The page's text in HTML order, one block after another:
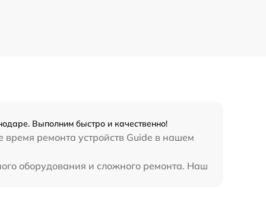
Выполним быстро и качественно!
время ремонта устройств Guide в нашем
оборудования и сложного ремонта. Наш